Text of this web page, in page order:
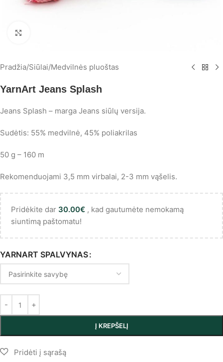
Pradžia/Siūlai/Medvilnės pluoštas
YarnArt Jeans Splash
Jeans Splash – marga Jeans siūlų versija.
Sudėtis: 55% medvilnė, 45% poliakrilas
50 g – 160 m
Rekomenduojami 3,5 mm virbalai, 2-3 mm vąšelis.
Pridėkite dar 30.00€ , kad gautumėte nemokamą
siuntimą paštomatu!
YARNART SPALVYNAS
Į KREPŠELĮ